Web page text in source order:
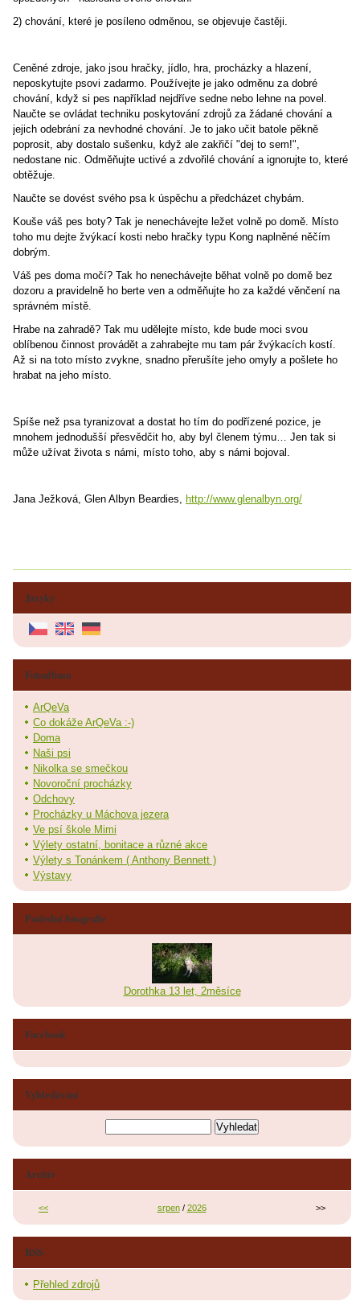
2) chování, které je posíleno odměnou, se objevuje častěji.
Ceněné zdroje, jako jsou hračky, jídlo, hra, procházky a hlazení,
neposkytujte psovi zadarmo. Používejte je jako odměnu za dobré
chování, když si pes například nejdříve sedne nebo lehne na povel.
Naučte se ovládat techniku poskytování zdrojů za žádané chování a
jejich odebrání za nevhodné chování. Je to jako učit batole pěkně
poprosit, aby dostalo sušenku, když ale zakřičí "dej to sem!",
nedostane nic. Odměňujte uctivé a zdvořilé chování a ignorujte to, které
obtěžuje.
Naučte se dovést svého psa k úspěchu a předcházet chybám.
Kouše váš pes boty? Tak je nenechávejte ležet volně po domě. Místo
toho mu dejte žvýkací kosti nebo hračky typu Kong naplněné něčím
dobrým.
Váš pes doma močí? Tak ho nenechávejte běhat volně po domě bez
dozoru a pravidelně ho berte ven a odměňujte ho za každé věnčení na
správném místě.
Hrabe na zahradě? Tak mu udělejte místo, kde bude moci svou
oblíbenou činnost provádět a zahrabejte mu tam pár žvýkacích kostí.
Až si na toto místo zvykne, snadno přerušíte jeho omyly a pošlete ho
hrabat na jeho místo.
Spíše než psa tyranizovat a dostat ho tím do podřízené pozice, je
mnohem jednodušší přesvědčit ho, aby byl členem týmu… Jen tak si
může užívat života s námi, místo toho, aby s námi bojoval.
Jana Ježková, Glen Albyn Beardies, http://www.glenalbyn.org/
Jazyky
Fotoalbum
ArQeVa
Co dokáže ArQeVa :-)
Doma
Naši psi
Nikolka se smečkou
Novoroční procházky
Odchovy
Procházky u Máchova jezera
Ve psí škole Mimi
Výlety ostatní, bonitace a různé akce
Výlety s Tonánkem ( Anthony Bennett )
Výstavy
Poslední fotografie
Dorothka 13 let, 2měsíce
Facebook
Vyhledávání
Archiv
<< srpen/ 2026 >>
RSS
Přehled zdrojů